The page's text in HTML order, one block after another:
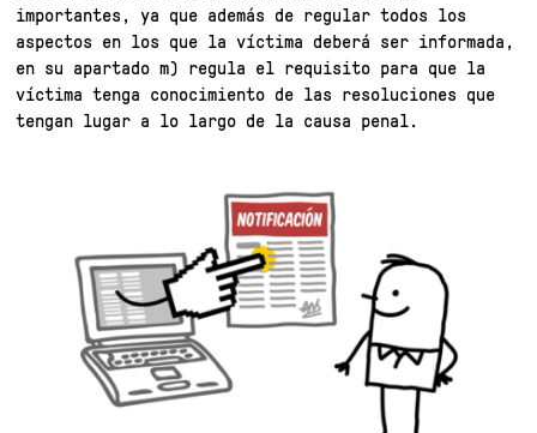
importantes, ya que además de regular todos los
aspectos en los que la víctima deberá ser informada,
en su apartado m) regula el requisito para que la
víctima tenga conocimiento de las resoluciones que
tengan lugar a lo largo de la causa penal.